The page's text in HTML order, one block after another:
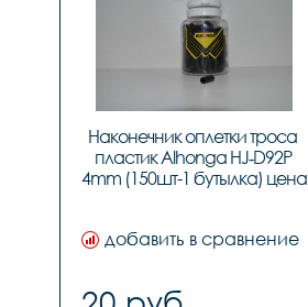
Наконечник оплетки троса
пластик Alhonga HJ‐D92P
4mm (150шт-1 бутылка) цена
добавить в сравнение